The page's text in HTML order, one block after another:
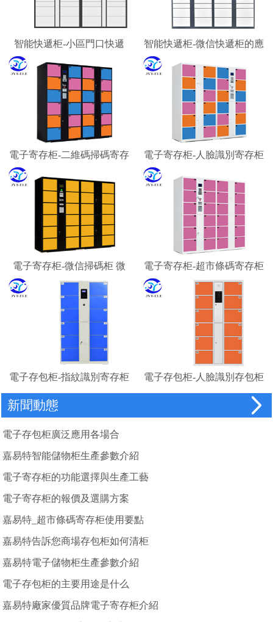
智能快遞柜-小區門口快遞
柜-校園快遞柜
智能快遞柜-微信快遞柜的應
用場景
電子寄存柜-二維碼掃碼寄存
電子寄存柜-人臉識別寄存柜
智能寄存柜廠家
電子寄存柜-微信掃碼柜 微
信聯網寄存柜 微信收費柜
嘉易特電子科技
電子寄存柜-超市條碼寄存柜
景區游客行李寄存柜
電子存包柜-指紋識別寄存柜
廠家
電子存包柜-人臉識別存包柜
新聞動態
電子存包柜廣泛應用各場合
嘉易特智能儲物柜生產參數介紹
電子寄存柜的功能選擇與生產工藝
電子寄存柜的報價及選購方案
嘉易特_超市條碼寄存柜使用要點
嘉易特告訴您商場存包柜如何清柜
嘉易特電子儲物柜生產參數介紹
電子存包柜的主要用途是什么
嘉易特廠家優質品牌電子寄存柜介紹